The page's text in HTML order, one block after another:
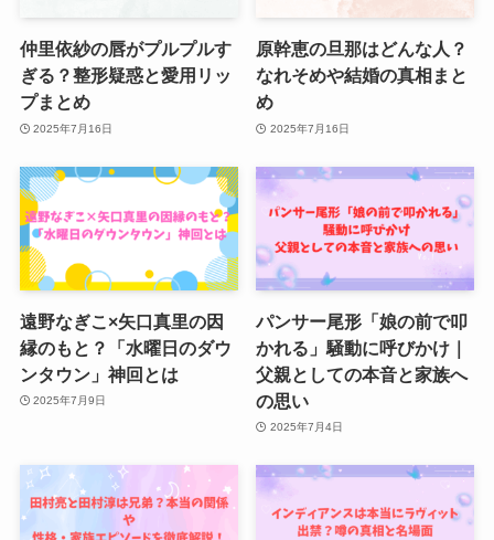
仲里依紗の唇がプルプルす
ぎる？整形疑惑と愛用リッ
プまとめ
2025年7月16日
原幹恵の旦那はどんな人？
なれそめや結婚の真相まと
め
2025年7月16日
遠野なぎこ×矢口真里の因
縁のもと？「水曜日のダウ
ンタウン」神回とは
2025年7月9日
パンサー尾形「娘の前で叩
かれる」騒動に呼びかけ｜
父親としての本音と家族へ
の思い
2025年7月4日